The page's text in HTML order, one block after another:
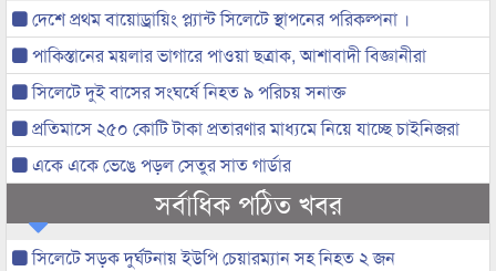
দেশে প্রথম বায়োড্রায়িং প্ল্যান্ট সিলেটে স্থাপনের পরিকল্পনা ।
পাকিস্তানের ময়লার ভাগারে পাওয়া ছত্রাক, আশাবাদী বিজ্ঞানীরা
সিলেটে দুই বাসের সংঘর্ষে নিহত ৯ পরিচয় সনাক্ত
প্রতিমাসে ২৫০ কোটি টাকা প্রতারণার মাধ্যমে নিয়ে যাচ্ছে চাইনিজরা
একে একে ভেঙে পড়ল সেতুর সাত গার্ডার
সর্বাধিক পঠিত খবর
সিলেটে সড়ক দুর্ঘটনায় ইউপি চেয়ারম্যান সহ নিহত ২ জন